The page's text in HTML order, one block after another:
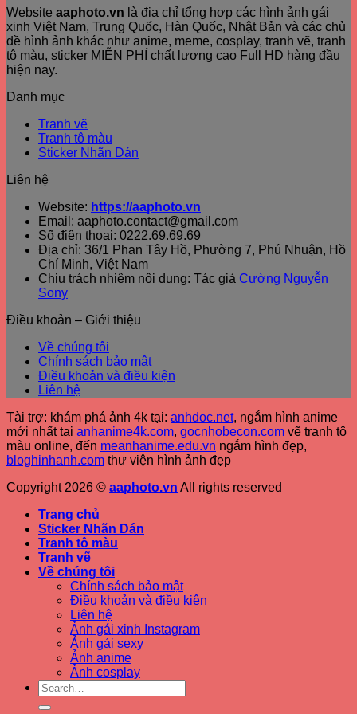
Website aaphoto.vn là địa chỉ tổng hợp các hình ảnh gái
xinh Việt Nam, Trung Quốc, Hàn Quốc, Nhật Bản và các chủ
đề hình ảnh khác như anime, meme, cosplay, tranh vẽ, tranh
tô màu, sticker MIỄN PHÍ chất lượng cao Full HD hàng đầu
hiện nay.
Danh mục
Tranh vẽ
Tranh tô màu
Sticker Nhãn Dán
Liên hệ
Website: https://aaphoto.vn
Email: aaphoto.contact@gmail.com
Số điện thoại: 0222.69.69.69
Địa chỉ: 36/1 Phan Tây Hồ, Phường 7, Phú Nhuận, Hồ
Chí Minh, Việt Nam
Chịu trách nhiệm nội dung: Tác giả Cường Nguyễn
Sony
Điều khoản – Giới thiệu
Về chúng tôi
Chính sách bảo mật
Điều khoản và điều kiện
Liên hệ
Tài trợ: khám phá ảnh 4k tại: anhdoc.net, ngắm hình anime
mới nhất tại anhanime4k.com, gocnhobecon.com vẽ tranh tô
màu online, đến meanhanime.edu.vn ngắm hình đẹp,
bloghinhanh.com thư viện hình ảnh đẹp
Copyright 2026 © aaphoto.vn All rights reserved
Trang chủ
Sticker Nhãn Dán
Tranh tô màu
Tranh vẽ
Về chúng tôi
Chính sách bảo mật
Điều khoản và điều kiện
Liên hệ
Ảnh gái xinh Instagram
Ảnh gái sexy
Ảnh anime
Ảnh cosplay